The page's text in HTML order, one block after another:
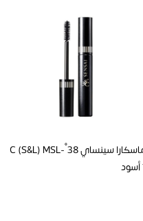
ماسكارا سينساي 38°C (S&L) MSL-